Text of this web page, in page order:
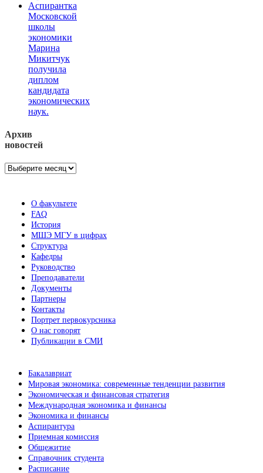
Аспирантка
Московской
школы
экономики
Марина
Микитчук
получила
диплом
кандидата
экономических
наук.
Архив
новостей
Архив
О факультете
FAQ
История
МШЭ МГУ в цифрах
Структура
Кафедры
Руководство
Преподаватели
Документы
Партнеры
Контакты
Портрет первокурсника
О нас говорят
Публикации в СМИ
Бакалавриат
Мировая экономика: современные тенденции развития
Экономическая и финансовая стратегия
Международная экономика и финансы
Экономика и финансы
Аспирантура
Приемная комиссия
Общежитие
Справочник студента
Расписание